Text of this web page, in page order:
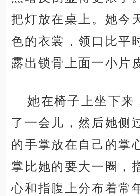
把灯放在桌上。她今
色的衣裳，领口比平
露出锁骨上面一小片
她在椅子上坐下来
了一会儿，然后她侧
的手掌放在自己的掌
掌比她的要大一圈，
心和指腹上分布着常